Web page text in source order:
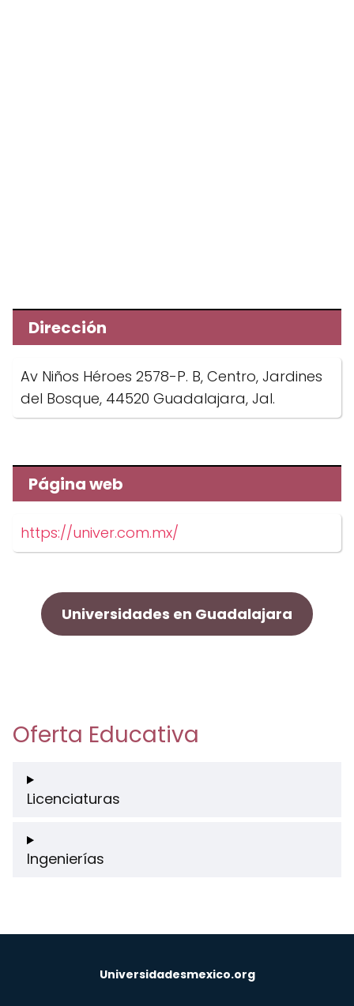
Dirección
Av Niños Héroes 2578-P. B, Centro, Jardines
del Bosque, 44520 Guadalajara, Jal.
Página web
https://univer.com.mx/
Universidades en Guadalajara
Oferta Educativa
Licenciaturas
Ingenierías
Universidadesmexico.org